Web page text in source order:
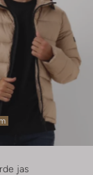
jas